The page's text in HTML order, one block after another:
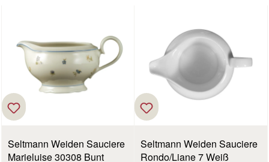
Seltmann Weiden Sauciere
Marieluise 30308 Bunt
Seltmann Weiden Sauciere
Rondo/Liane 7 Weiß